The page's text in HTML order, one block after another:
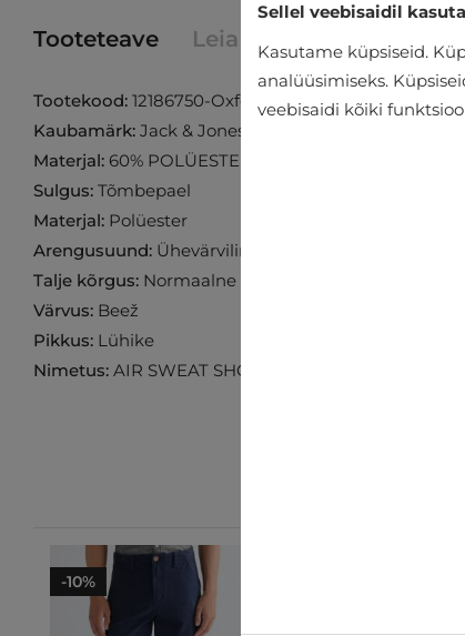
Tooteteave Leia toode poest
Tootekood: 12186750-Oxford-Tan
Kaubamärk: Jack & Jones
Materjal: 60% POLÜESTER 40% PUUVILL
Sulgus: Tõmbepael
Materjal: Polüester
Arengusuund: Ühevärviline
Talje kõrgus: Normaalne
Värvus: Beež
Pikkus: Lühike
Nimetus: AIR SWEAT SHORTS
-10%
Sellel veebisaidil
Kasutame küpsiseid.
analüüsimiseks.
veebisaidi kõiki